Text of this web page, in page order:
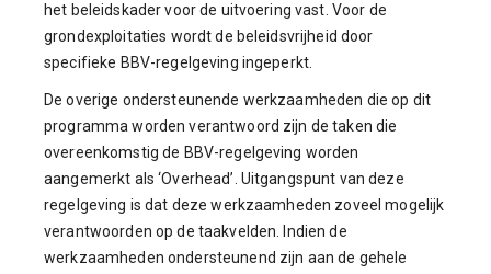
het beleidskader voor de uitvoering vast. Voor de
grondexploitaties wordt de beleidsvrijheid door
specifieke BBV-regelgeving ingeperkt.
De overige ondersteunende werkzaamheden die op dit
programma worden verantwoord zijn de taken die
overeenkomstig de BBV-regelgeving worden
aangemerkt als ‘Overhead’. Uitgangspunt van deze
regelgeving is dat deze werkzaamheden zoveel mogelijk
verantwoorden op de taakvelden. Indien de
werkzaamheden ondersteunend zijn aan de gehele